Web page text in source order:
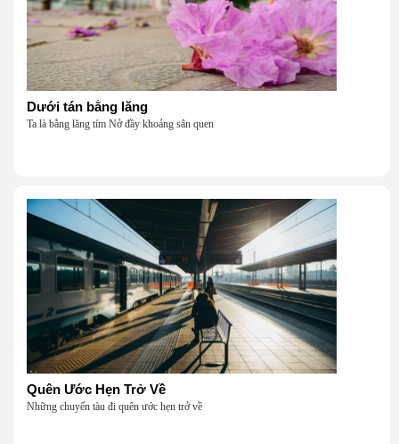
Dưới tán bằng lăng
Ta là bằng lăng tím Nở đầy khoảng sân quen
Quên Ước Hẹn Trở Về
Những chuyến tàu đi quên ước hẹn trở về